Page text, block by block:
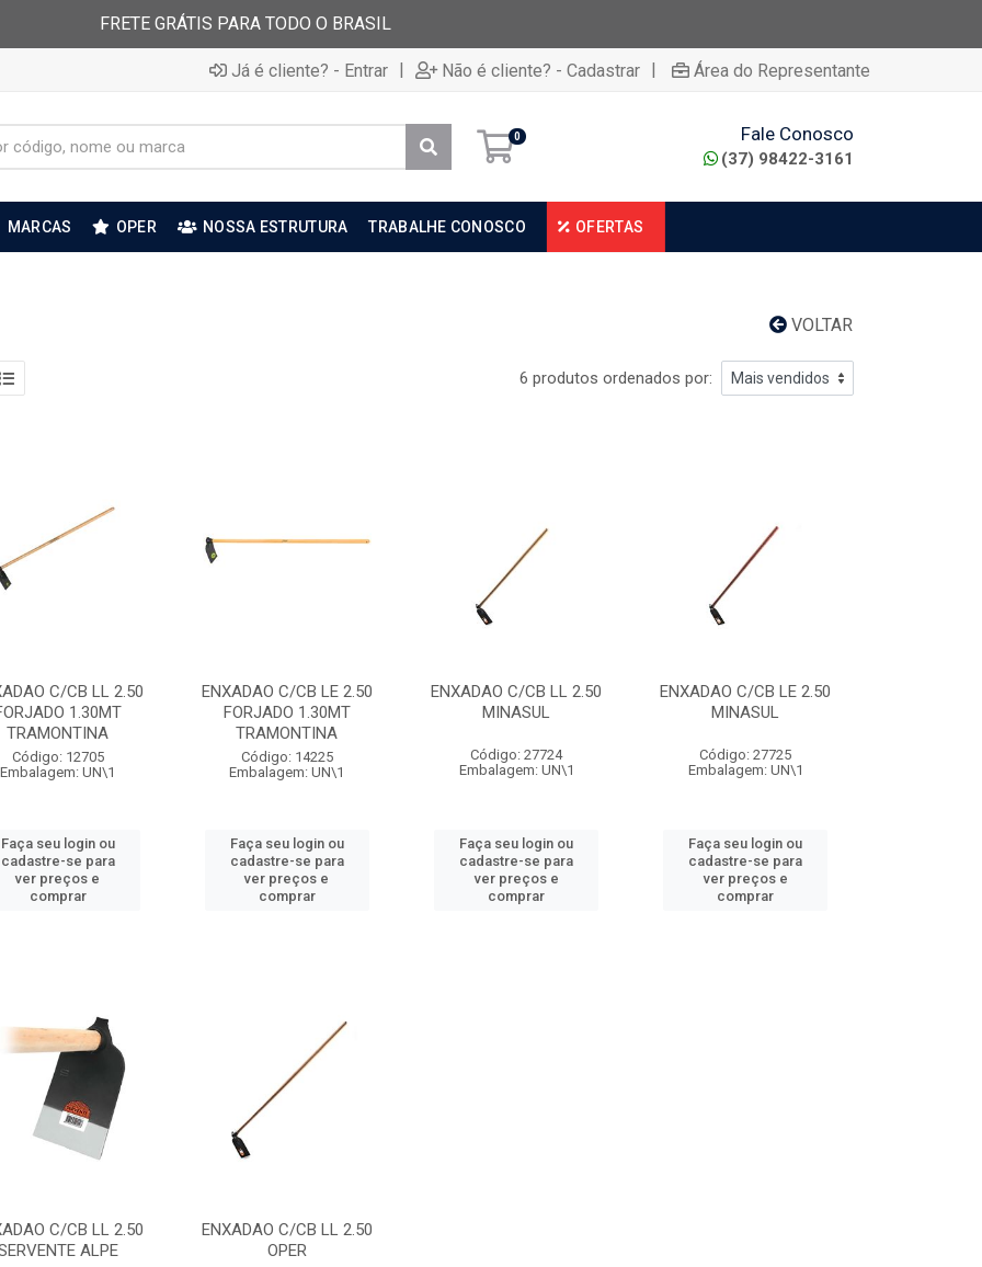
FRETE GRÁTIS PARA TODO O BRASIL
Já é cliente? - Entrar | Não é cliente? - Cadastrar | Área do Representante
0 Fale Conosco
(37) 98422-3161
MARCAS OPER NOSSA ESTRUTURA TRABALHE CONOSCO OFERTAS
VOLTAR
6 produtos ordenados por:
C/CB LL 2.50
1.30MT
TRAMONTINA
Código: 12705
Embalagem: UN\1
Faça seu login ou
cadastre-se para
ver preços e
comprar
ENXADAO C/CB LE 2.50
FORJADO 1.30MT
TRAMONTINA
Código: 14225
Embalagem: UN\1
Faça seu login ou
cadastre-se para
ver preços e
comprar
ENXADAO C/CB LL 2.50
MINASUL
Código: 27724
Embalagem: UN\1
Faça seu login ou
cadastre-se para
ver preços e
comprar
ENXADAO C/CB LE 2.50
MINASUL
Código: 27725
Embalagem: UN\1
Faça seu login ou
cadastre-se para
ver preços e
comprar
C/CB LL 2.50
ALPE
ENXADAO C/CB LL 2.50
OPER